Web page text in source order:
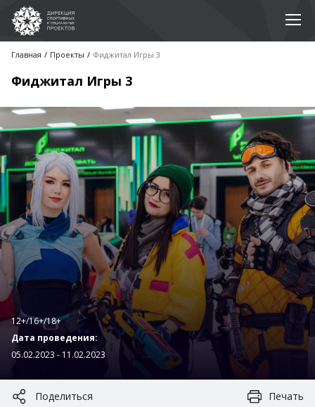
Главная Проекты Фиджитал Игры 3
Фиджитал Игры 3
12+/16+/18+
Дата проведения:
05.02.2023 - 11.02.2023
Поделиться Печать